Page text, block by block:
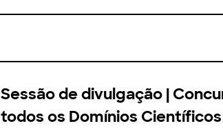
Sessão de divulgação |
todos os Domínios